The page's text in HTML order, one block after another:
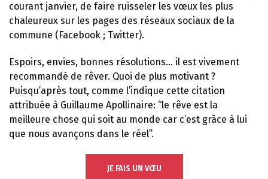
courant janvier, de faire ruisseler les vœux les plus
chaleureux sur les pages des réseaux sociaux de la
commune (Facebook ; Twitter).
Espoirs, envies, bonnes résolutions… il est vivement
recommandé de rêver. Quoi de plus motivant ?
Puisqu’après tout, comme l’indique cette citation
attribuée à Guillaume Apollinaire: “le rêve est la
meilleure chose qui soit au monde car c’est grâce à lui
que nous avançons dans le réel”.
JE FAIS UN VŒU